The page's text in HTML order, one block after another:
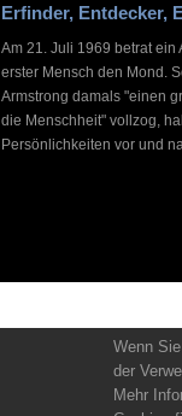
Erfinder, Entdecker,
Am 21. Juli 1969 betrat ein
erster Mensch den Mond.
Armstrong damals "einen
die Menschheit" vollzog,
Persönlichkeiten vor und
Wenn
der
Mehr